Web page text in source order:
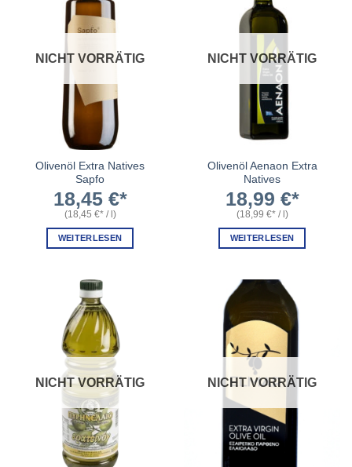
NICHT VORRÄTIG
Olivenöl Extra Natives
Sapfo
18,45 €
(18,45 € / )
WEITERLESEN
NICHT VORRÄTIG
Olivenöl Aenaon Extra
Natives
18,99 €
(18,99 € / )
WEITERLESEN
NICHT VORRÄTIG NICHT VORRÄTIG